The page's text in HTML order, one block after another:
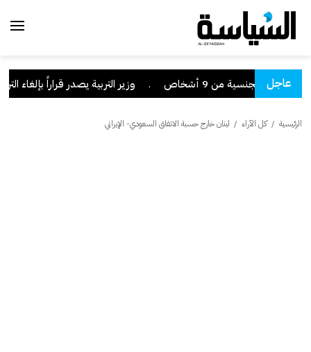
عاجل
بفقد الجنسية من 9 أشخاص . وزير التربية يصدر قراراً بإلغاء
الرئيسية /كل الآراء / لبنان خارج حسبة الاتفاق السعودي- الإيراني